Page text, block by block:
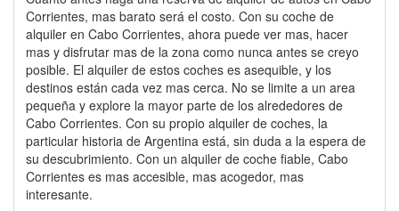
Corrientes, mas barato será el costo. Con su coche de
alquiler en Cabo Corrientes, ahora puede ver mas, hacer
mas y disfrutar mas de la zona como nunca antes se creyo
posible. El alquiler de estos coches es asequible, y los
destinos están cada vez mas cerca. No se limite a un area
pequeña y explore la mayor parte de los alrededores de
Cabo Corrientes. Con su propio alquiler de coches, la
particular historia de Argentina está, sin duda a la espera de
su descubrimiento. Con un alquiler de coche fiable, Cabo
Corrientes es mas accesible, mas acogedor, mas
interesante.